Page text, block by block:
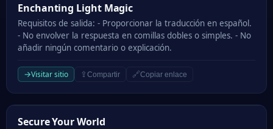
Enchanting Light Magic
Enchanting Light Magic
Requisitos de salida: - Proporcionar la traducción en español.
- No envolver la respuesta en comillas dobles o simples. - No
añadir ningún comentario o explicación.
→Visitar sitio ⇪ Compartir 🔗Copiar enlace
Secure Your World
Secure Your World